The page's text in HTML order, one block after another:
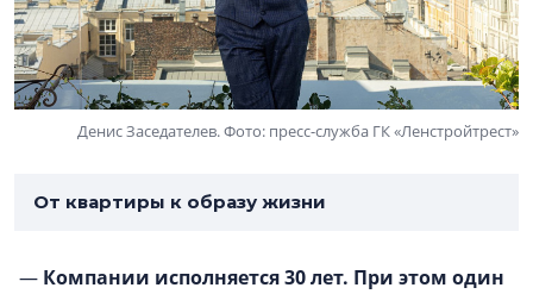
Денис Заседателев. Фото: пресс-служба ГК «Ленстройтрест»
От квартиры к образу жизни
— Компании исполняется 30 лет. При этом один